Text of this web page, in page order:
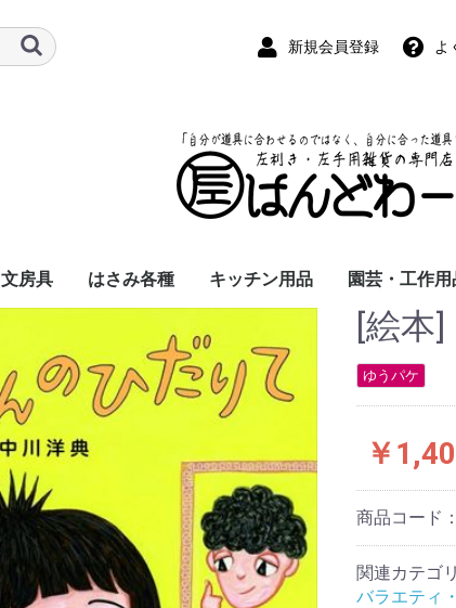
新規会員登録 よ
文房具
彫刻刀・小刀(切出刀)
はさみ各種
学習はさみ
事務はさみ
和裁・洋裁はさみ
美容はさみ
その他・専門はさみ
キッチン用品
洋・和包丁
横手・後手急須
レードル
調理用具
テーブル小物
園芸・工作用
草取鎌
園芸はさみ
メジャー・
カッター
工作用具・そ
[絵本
ゆうパケ
￥
商品コード：
関連カテゴリ
バラエティ